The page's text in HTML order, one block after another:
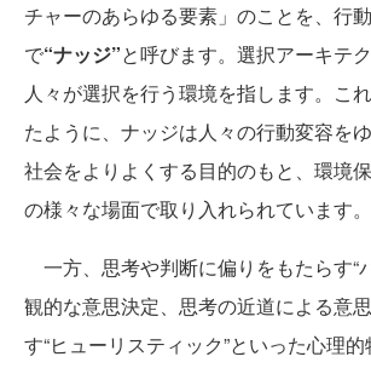
チャーのあらゆる要素」のことを、行
で“ナッジ”と呼びます。選択アーキテク
人々が選択を行う環境を指します。こ
たように、ナッジは人々の行動変容をゆ
社会をよりよくする目的のもと、環境
の様々な場面で取り入れられています。
一方、思考や判断に偏りをもたらす“
観的な意思決定、思考の近道による意
す“ヒューリスティック”といった心理